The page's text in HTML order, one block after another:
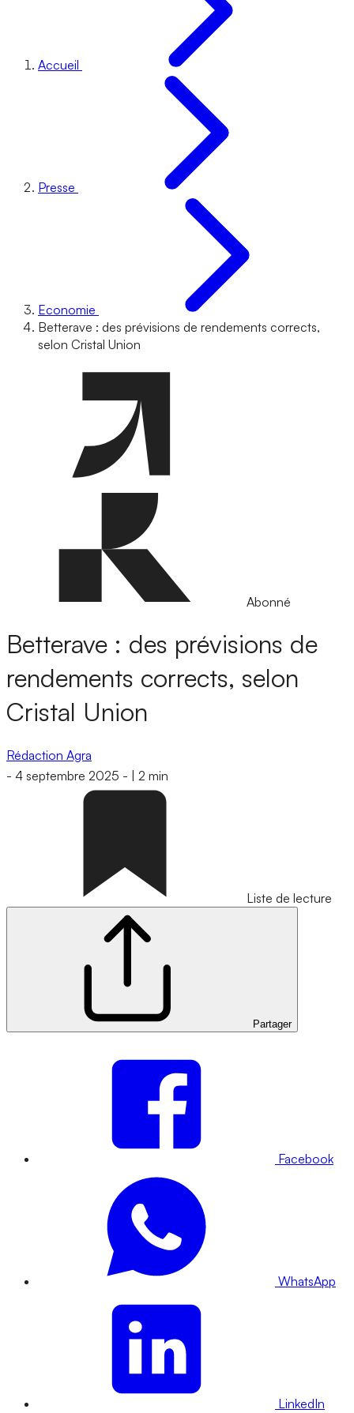
Accueil
Presse
Economie
Betterave : des prévisions de rendements corrects,
selon Cristal Union
Abonné
Betterave : des prévisions de
rendements corrects, selon
Cristal Union
Rédaction Agra
- 4 septembre 2025 - 2 min
Liste de lecture
Partager
Facebook
WhatsApp
LinkedIn